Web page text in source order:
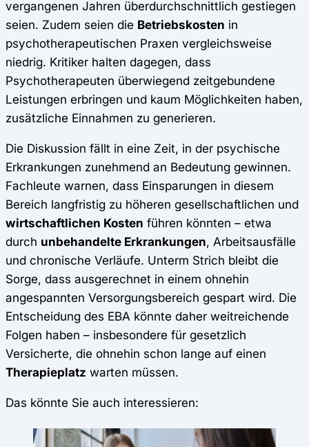
vergangenen Jahren überdurchschnittlich gestiegen
seien. Zudem seien die Betriebskosten in
psychotherapeutischen Praxen vergleichsweise
niedrig. Kritiker halten dagegen, dass
Psychotherapeuten überwiegend zeitgebundene
Leistungen erbringen und kaum Möglichkeiten haben,
zusätzliche Einnahmen zu generieren.
Die Diskussion fällt in eine Zeit, in der psychische
Erkrankungen zunehmend an Bedeutung gewinnen.
Fachleute warnen, dass Einsparungen in diesem
Bereich langfristig zu höheren gesellschaftlichen und
wirtschaftlichen Kosten führen könnten – etwa
durch unbehandelte Erkrankungen, Arbeitsausfälle
und chronische Verläufe. Unterm Strich bleibt die
Sorge, dass ausgerechnet in einem ohnehin
angespannten Versorgungsbereich gespart wird. Die
Entscheidung des EBA könnte daher weitreichende
Folgen haben – insbesondere für gesetzlich
Versicherte, die ohnehin schon lange auf einen
Therapieplatz warten müssen.
Das könnte Sie auch interessieren: